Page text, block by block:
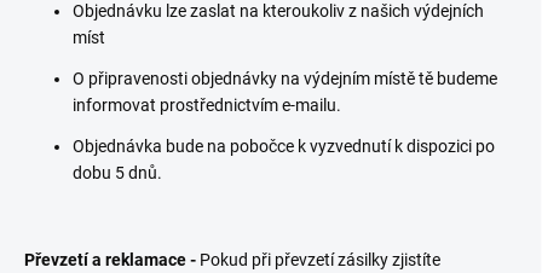
Objednávku lze zaslat na kteroukoliv z našich výdejních
míst
O připravenosti objednávky na výdejním místě tě budeme
informovat prostřednictvím e-mailu.
Objednávka bude na pobočce k vyzvednutí k dispozici po
dobu 5 dnů.
Převzetí a reklamace - Pokud při převzetí zásilky zjistíte